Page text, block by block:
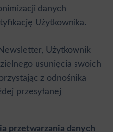
danych
Użytkownika.
Użytkownik
usunięcia swoich
z odnośnika
przesyłanej
przetwarzania danych